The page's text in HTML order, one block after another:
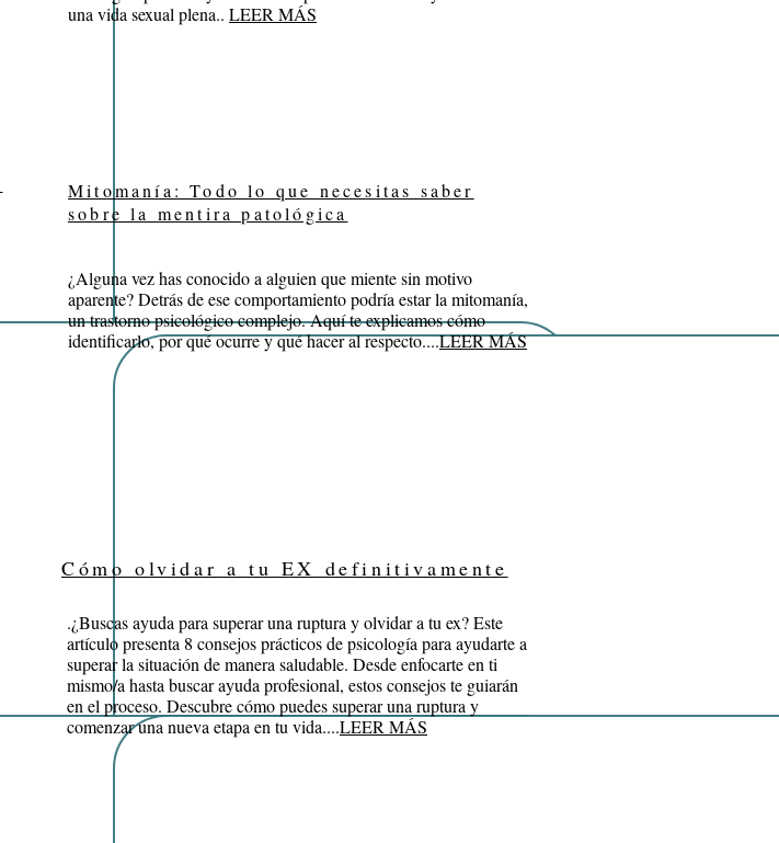
una vida sexual plena.. LEER MÁS
Mitomanía: Todo lo que necesitas saber
sobre la mentira patológica
¿Alguna vez has conocido a alguien que miente sin motivo
aparente? Detrás de ese comportamiento podría estar la mitomanía,
un trastorno psicológico complejo. Aquí te explicamos cómo
identificarlo, por qué ocurre y qué hacer al respecto....LEER MÁS
Cómo olvidar a tu EX definitivamente
.¿Buscas ayuda para superar una ruptura y olvidar a tu ex? Este
artículo presenta 8 consejos prácticos de psicología para ayudarte a
superar la situación de manera saludable. Desde enfocarte en ti
mismo/a hasta buscar ayuda profesional, estos consejos te guiarán
en el proceso. Descubre cómo puedes superar una ruptura y
comenzar una nueva etapa en tu vida....LEER MÁS